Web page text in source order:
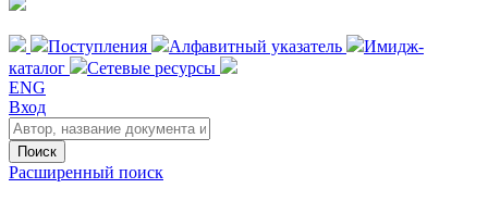
Поступления Алфавитный указатель
Имидж-
каталог
Сетевые ресурсы
ENG
Вход
Поиск
Расширенный поиск